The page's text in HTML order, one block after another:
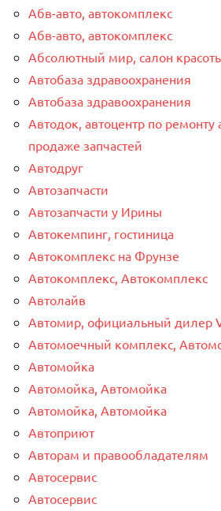
Абв-авто, автокомплекс
Абв-авто, автокомплекс
Абсолютный мир, салон
Автобаза здравоохранения
Автобаза здравоохранения
Автодок, автоцентр по
продаже запчастей
Автодруг
Автозапчасти
Автозапчасти у Ирины
Автокемпинг, гостиница
Автокомплекс на Фрунзе
Автокомплекс, Автокомплекс
Автолайв
Автомир, официальный дилер
Автомоечный комплекс,
Автомойка
Автомойка, Автомойка
Автомойка, Автомойка
Автоприют
Авторам и правообладателям
Автосервис
Автосервис